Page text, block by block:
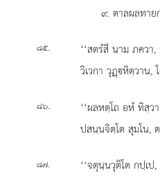
๙. ตาลผลทาย
๘๕.
‘‘สตรํสี นาม ภควา
วิเวกา วุฏฺหิตฺวาน,
๘๖.
‘‘ผลหตฺโถ อหํ ทิสฺ
ปสนฺนจิตฺโต สุมโน,
๘๗.
‘‘จตุนฺนวุติโต กปฺเ